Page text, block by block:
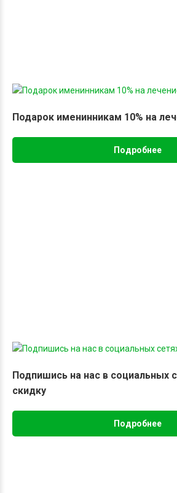
Подарок именинникам 10% на
Подробнее
Подпишись на нас в социальных
скидку
Подробнее